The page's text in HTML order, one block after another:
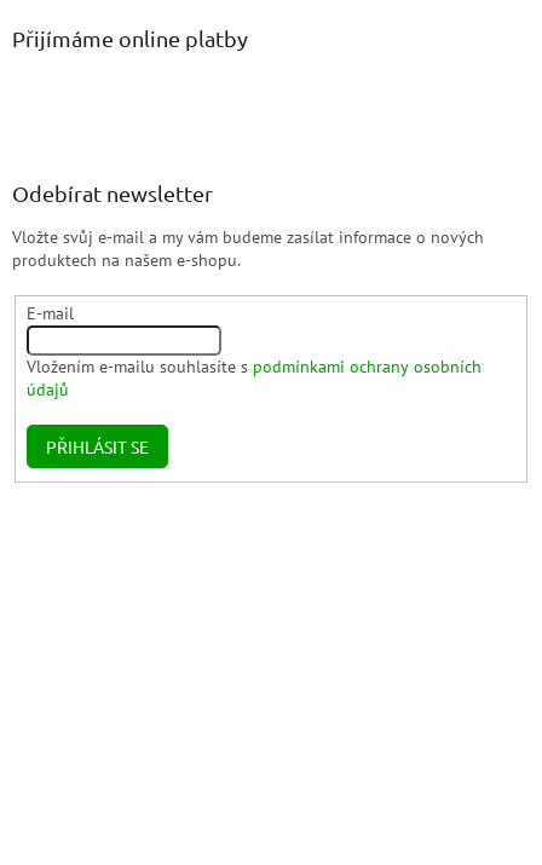
Přijímáme online platby
Odebírat newsletter
Vložte svůj e-mail a my vám budeme zasílat informace o nových
produktech na našem e-shopu.
E-mail
Vložením e-mailu souhlasíte s podmínkami ochrany osobních
údajů
PŘIHLÁSIT SE